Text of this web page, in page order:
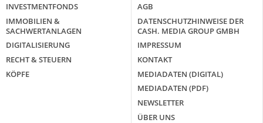
INVESTMENTFONDS
IMMOBILIEN &
SACHWERTANLAGEN
DIGITALISIERUNG
RECHT & STEUERN
KÖPFE
AGB
DATENSCHUTZHINWEISE DER
CASH. MEDIA GROUP GMBH
IMPRESSUM
KONTAKT
MEDIADATEN (DIGITAL)
MEDIADATEN (PDF)
NEWSLETTER
ÜBER UNS